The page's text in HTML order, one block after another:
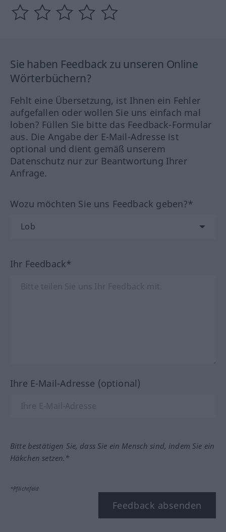
Sie haben Feedback zu unseren Online
Wörterbüchern?
Fehlt eine Übersetzung, ist Ihnen ein Fehler
aufgefallen oder wollen Sie uns einfach mal
loben? Füllen Sie bitte das Feedback-Formular
aus. Die Angabe der E-Mail-Adresse ist
optional und dient gemäß unserem
Datenschutz nur zur Beantwortung Ihrer
Anfrage.
Wozu möchten Sie uns Feedback geben?*
Ihr Feedback*
Ihre E-Mail-Adresse (optional)
Bitte bestätigen Sie, dass Sie ein Mensch sind, indem Sie ein
Häkchen setzen.*
*Pflichtfeld
Feedback absenden